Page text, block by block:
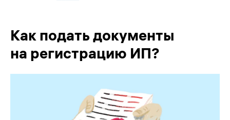
Как подать документы
на регистрацию ИП?